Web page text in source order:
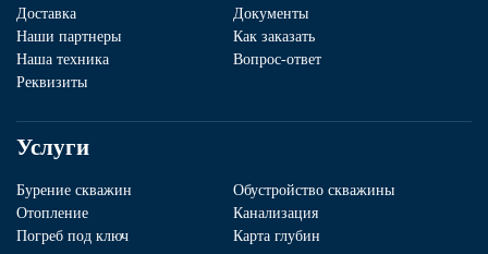
Доставка
Документы
Наши партнеры
Как заказать
Наша техника
Вопрос-ответ
Реквизиты
Услуги
Бурение скважин
Обустройство скважины
Отопление
Канализация
Погреб под ключ
Карта глубин